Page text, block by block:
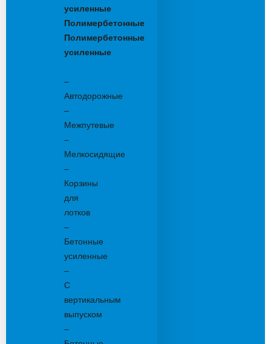
усиленные
Полимербетонные
Полимербетонные
усиленные
–
Автодорожные
–
Межпутевые
–
Мелкосидящие
–
Корзины
для
лотков
–
Бетонные
усиленные
–
С
вертикальным
выпуском
–